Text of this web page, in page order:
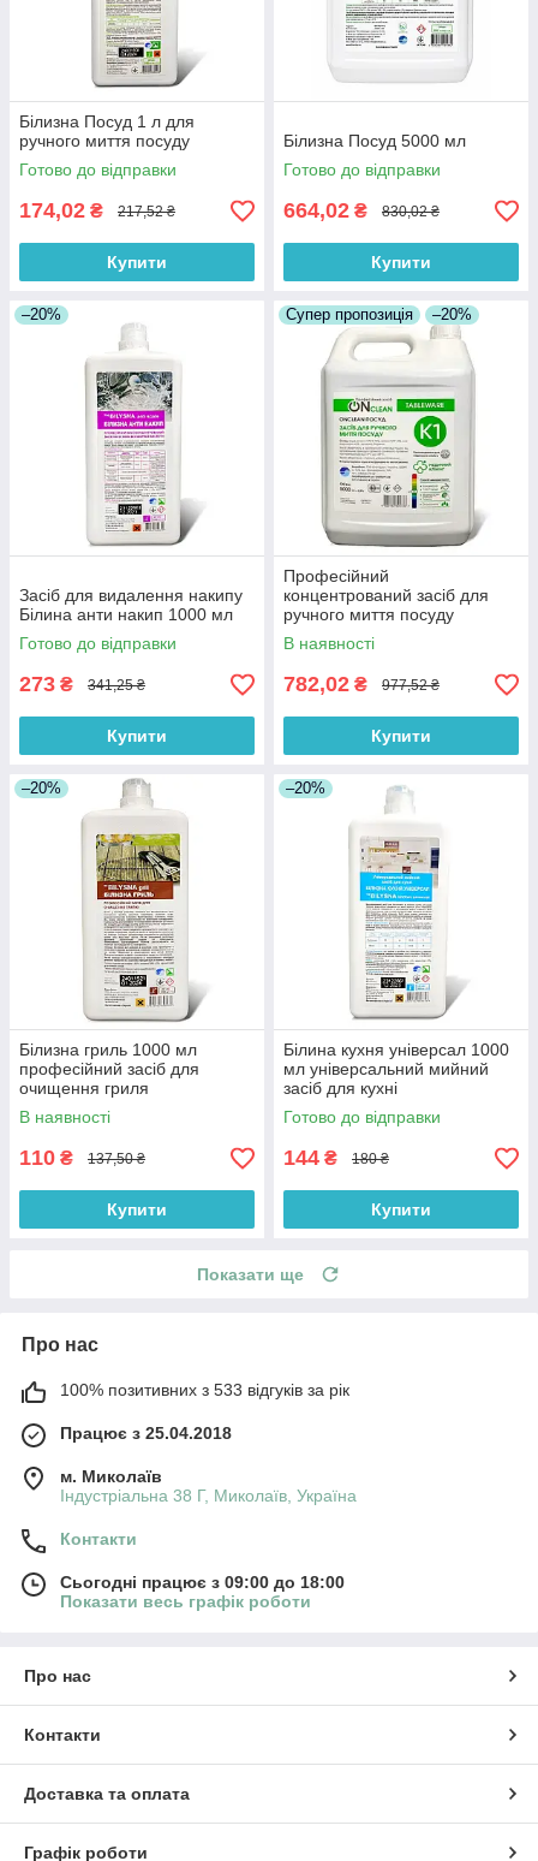
Білизна Посуд 1 л для
ручного миття посуду
Готово до відправки
174,02 ₴ 217,52 ₴
Купити
Білизна Посуд 5000 мл
Готово до відправки
664,02 ₴ 830,02 ₴
Купити
–20%
Засіб для видалення накипу
Білина анти накип 1000 мл
Готово до відправки
273 ₴ 341,25 ₴
Купити
Супер пропозиція –20%
Професійний
концентрований засіб для
ручного миття посуду
Onclean 5 л від Бланідас
В наявності
782,02 ₴ 977,52 ₴
Купити
–20%
Білизна гриль 1000 мл
професійний засіб для
очищення гриля
В наявності
110 ₴ 137,50 ₴
Купити
–20%
Білина кухня універсал 1000
мл універсальний мийний
засіб для кухні
Готово до відправки
144 ₴ 180 ₴
Купити
Показати ще
Про нас
100% позитивних з 533 відгуків за рік
Працює з 25.04.2018
м. Миколаїв
Індустріальна 38 Г, Миколаїв, Україна
Контакти
Сьогодні працює з 09:00 до 18:00
Показати весь графік роботи
Про нас
Контакти
Доставка та оплата
Графік роботи